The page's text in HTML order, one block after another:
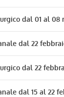
dal 01 al 08
dal 22
dal 22
dal 15 al 22